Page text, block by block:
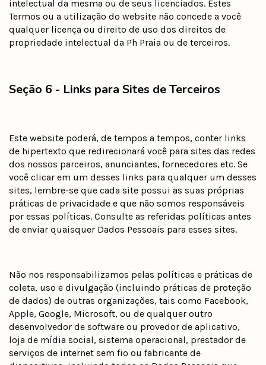
intelectual da mesma ou de seus licenciados. Estes
Termos ou a utilização do website não concede a você
qualquer licença ou direito de uso dos direitos de
propriedade intelectual da Ph Praia ou de terceiros.
Seção 6 - Links para Sites de Terceiros
Este website poderá, de tempos a tempos, conter links
de hipertexto que redirecionará você para sites das redes
dos nossos parceiros, anunciantes, fornecedores etc. Se
você clicar em um desses links para qualquer um desses
sites, lembre-se que cada site possui as suas próprias
práticas de privacidade e que não somos responsáveis
por essas políticas. Consulte as referidas políticas antes
de enviar quaisquer Dados Pessoais para esses sites.
Não nos responsabilizamos pelas políticas e práticas de
coleta, uso e divulgação (incluindo práticas de proteção
de dados) de outras organizações, tais como Facebook,
Apple, Google, Microsoft, ou de qualquer outro
desenvolvedor de software ou provedor de aplicativo,
loja de mídia social, sistema operacional, prestador de
serviços de internet sem fio ou fabricante de